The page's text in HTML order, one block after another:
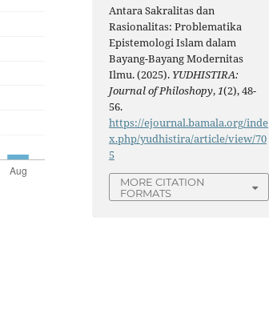
Antara Sakralitas dan
Rasionalitas: Problematika
Epistemologi Islam dalam
Bayang-Bayang Modernitas
Ilmu. (2025). YUDHISTIRA:
Journal of Philoshopy,1(2), 48-
56.
https://ejournal.bamala.org/inde
x.php/yudhistira/article/view/70
5
MORE CITATION
FORMATS